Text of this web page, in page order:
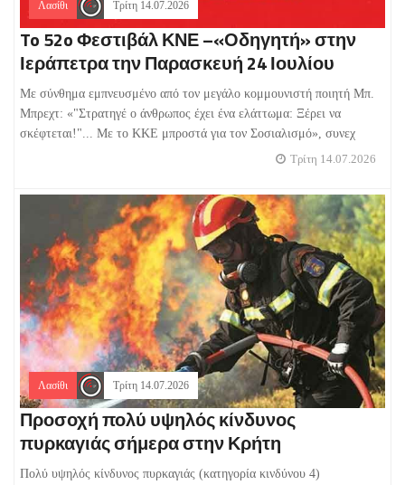
Λασίθι Τρίτη 14.07.2026
To 52o Φεστιβάλ ΚΝΕ –«Οδηγητή» στην
Ιεράπετρα την Παρασκευή 24 Ιουλίου
Με σύνθημα εμπνευσμένο από τον μεγάλο κομμουνιστή ποιητή Μπ.
Μπρεχτ: «"Στρατηγέ ο άνθρωπος έχει ένα ελάττωμα: Ξέρει να
σκέφτεται!"... Με το ΚΚΕ μπροστά για τον Σοσιαλισμό», συνεχ
Τρίτη 14.07.2026
Λασίθι Τρίτη 14.07.2026
Προσοχή πολύ υψηλός κίνδυνος
πυρκαγιάς σήμερα στην Κρήτη
Πολύ υψηλός κίνδυνος πυρκαγιάς (κατηγορία κινδύνου 4)